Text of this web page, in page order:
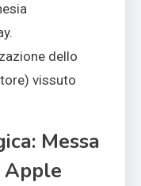
dello
vissuto
Messa
Apple